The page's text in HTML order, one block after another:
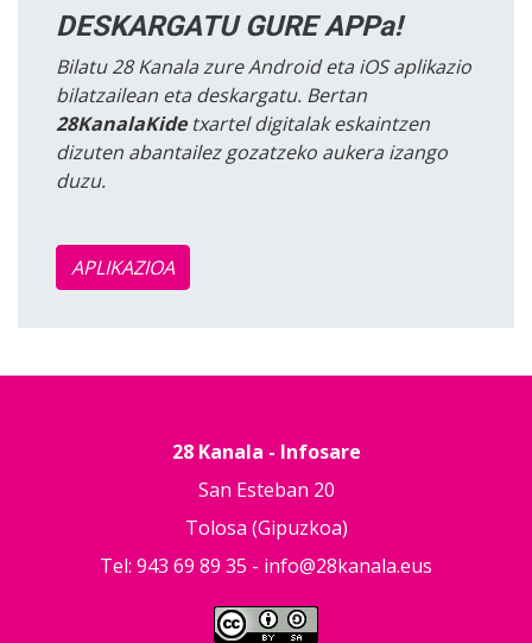
DESKARGATU GURE APPa!
Bilatu 28 Kanala zure Android eta iOS aplikazio
bilatzailean eta deskargatu. Bertan
28KanalaKidetxartel digitalak eskaintzen
dizuten abantailez gozatzeko aukera izango
duzu.
APLIKAZIOA
28 Kanala - Infosare
San Esteban 20
Tolosa (Gipuzkoa)
Tel: 943 69 89 35 - info@28kanala.eus